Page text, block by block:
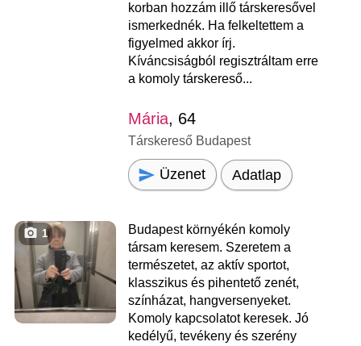
korban hozzám illő társkeresővel
ismerkednék. Ha felkeltettem a
figyelmed akkor írj.
Kíváncsiságból regisztráltam erre
a komoly társkereső...
Mária, 64
Társkereső Budapest
Üzenet Adatlap
1
Budapest környékén komoly
társam keresem. Szeretem a
természetet, az aktív sportot,
klasszikus és pihentető zenét,
színházat, hangversenyeket.
Komoly kapcsolatot keresek. Jó
kedélyű, tevékeny és szerény